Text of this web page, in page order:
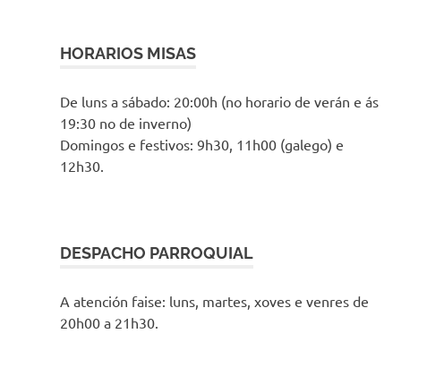
HORARIOS MISAS
De luns a sábado: 20:00h (no horario de verán e ás
19:30 no de inverno)
Domingos e festivos: 9h30, 11h00 (galego) e
12h30.
DESPACHO PARROQUIAL
A atención faise: luns, martes, xoves e venres de
20h00 a 21h30.